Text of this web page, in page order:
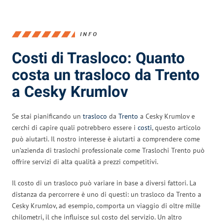
INFO
Costi di Trasloco: Quanto
costa un trasloco da Trento
a Cesky Krumlov
Se stai pianificando un trasloco da Trento a Cesky Krumlov e
cerchi di capire quali potrebbero essere i costi, questo articolo
può aiutarti. Il nostro interesse è aiutarti a comprendere come
un’azienda di traslochi professionale come Traslochi Trento può
offrire servizi di alta qualità a prezzi competitivi.
Il costo di un trasloco può variare in base a diversi fattori. La
distanza da percorrere è uno di questi: un trasloco da Trento a
Cesky Krumlov, ad esempio, comporta un viaggio di oltre mille
chilometri, il che influisce sul costo del servizio. Un altro